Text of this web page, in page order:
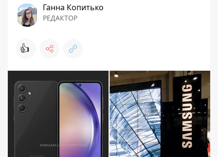
Ганна Копитько
РЕДАКТОР
👍